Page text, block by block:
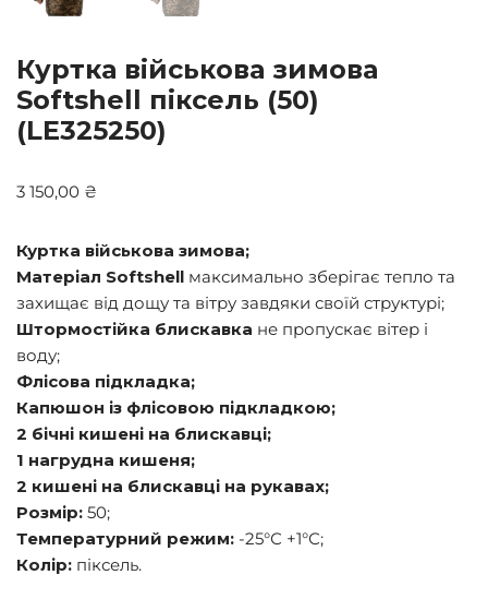
Куртка військова зимова
Softshell піксель (50)
(LE325250)
3 150,00 ₴
Куртка військова зимова;
Матеріал Softshell максимально зберігає тепло та
захищає від дощу та вітру завдяки своїй структурі;
Штормостійка блискавка не пропускає вітер і
воду;
Флісова підкладка;
Капюшон із флісовою підкладкою;
2 бічні кишені на блискавці;
1 нагрудна кишеня;
2 кишені на блискавці на рукавах;
Розмір: 50;
Температурний режим: -25°С +1°С;
Колір: піксель.